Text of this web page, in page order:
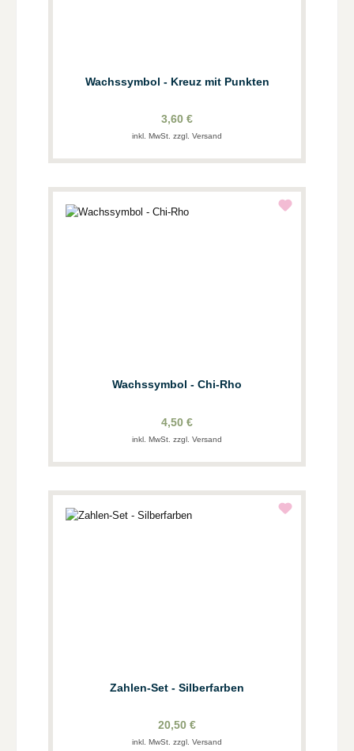
Wachssymbol - Kreuz mit Punkten
3,60 €
inkl. MwSt. zzgl. Versand
Wachssymbol - Chi-Rho
4,50 €
inkl. MwSt. zzgl. Versand
Zahlen-Set - Silberfarben
20,50 €
inkl. MwSt. zzgl. Versand